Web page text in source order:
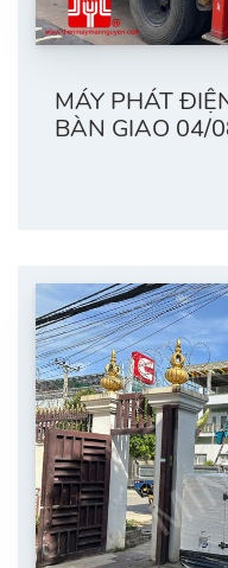
MÁY PHÁT
BÀN GIAO 04/